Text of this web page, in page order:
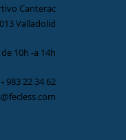
Canterac
Valladolid
10h -a 14h
-983 22 34 62